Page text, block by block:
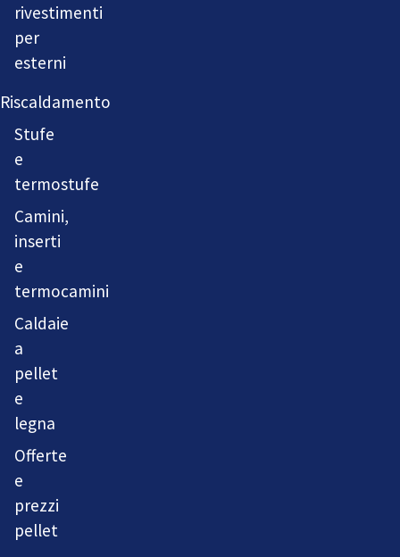
rivestimenti
per
esterni
Riscaldamento
Stufe
e
termostufe
Camini,
inserti
e
termocamini
Caldaie
a
pellet
e
legna
Offerte
e
prezzi
pellet